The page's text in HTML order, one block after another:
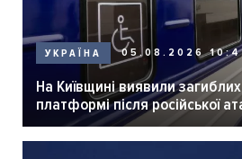
УКРАЇНА 05.08.2026
На Київщині виявили
платформі після російської